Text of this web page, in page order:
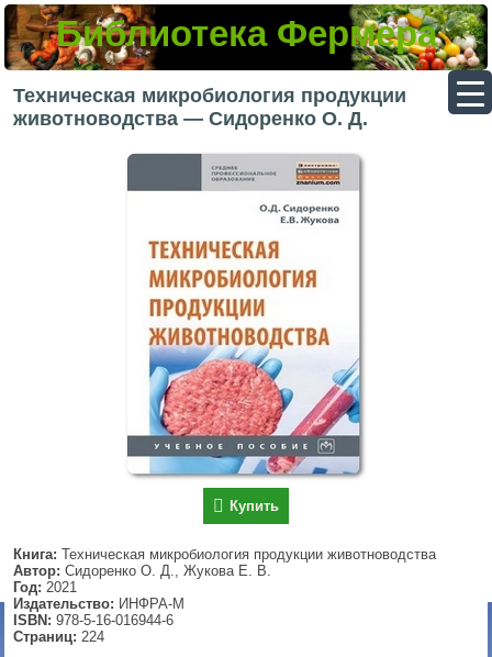
Библиотека Фермера
Техническая микробиология продукции
животноводства — Сидоренко О. Д.
Купить
Книга: Техническая микробиология продукции животноводства
Автор: Сидоренко О. Д., Жукова Е. В.
Год: 2021
Издательство: ИНФРА-М
ISBN: 978-5-16-016944-6
Страниц: 224
▼